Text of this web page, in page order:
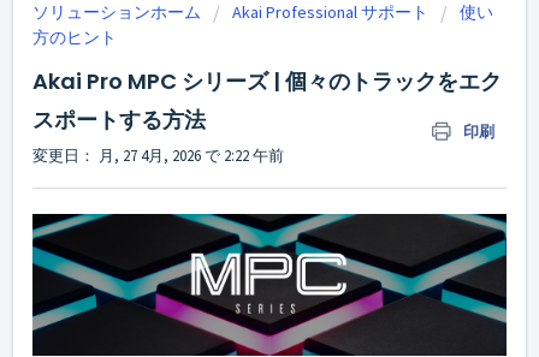
ソリューションホーム Akai Professional サポート
使い
方のヒント
Akai Pro MPC シリーズ | 個々のトラックをエク
スポートする方法
印刷
変更日： 月, 27 4月, 2026 で 2:22 午前